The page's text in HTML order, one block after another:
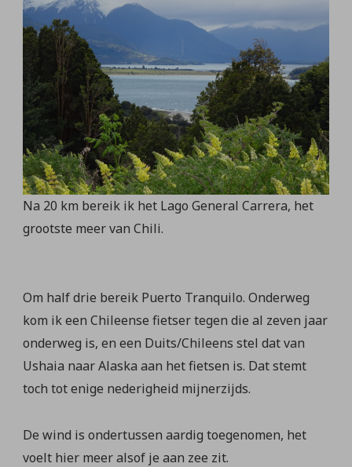
Na 20 km bereik ik het Lago General Carrera, het
grootste meer van Chili.
Om half drie bereik Puerto Tranquilo. Onderweg
kom ik een Chileense fietser tegen die al zeven jaar
onderweg is, en een Duits/Chileens stel dat van
Ushaia naar Alaska aan het fietsen is. Dat stemt
toch tot enige nederigheid mijnerzijds.
De wind is ondertussen aardig toegenomen, het
voelt hier meer alsof je aan zee zit.